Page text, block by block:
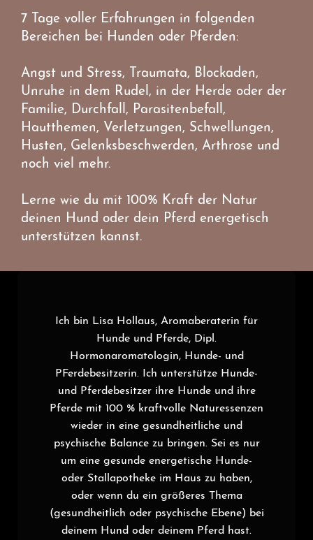
7 Tage voller Erfahrungen in folgenden
Bereichen bei Hunden oder Pferden:
Angst und Stress, Traumata, Blockaden,
Unruhe in dem Rudel, in der Herde oder der
Familie, Durchfall, Parasitenbefall,
Hautthemen, Verletzungen, Schwellungen,
Husten, Gelenksbeschwerden, Arthrose und
noch viel mehr.
Lerne wie du mit 100% Kraft der Natur
deinen Hund oder dein Pferd energetisch
unterstützen kannst.
Ich bin Lisa Hollaus, Aromaberaterin für
Hunde und Pferde, Dipl.
Hormonaromatologin, Hunde- und
PFerdebesitzerin. Ich unterstütze Hunde-
und Pferdebesitzer ihre Hunde und ihre
Pferde mit 100 % kraftvolle Naturessenzen
wieder in eine gesundheitliche und
psychische Balance zu bringen. Sei es nur
um eine gesunde energetische Hunde-
oder Stallapotheke im Haus zu haben,
oder wenn du ein größeres Thema
(gesundheitlich oder psychische Ebene) bei
deinem Hund oder deinem Pferd hast.